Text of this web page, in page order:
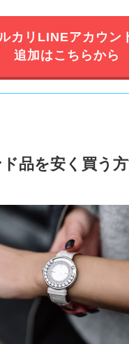
カリLINEアカウン
追加はこちらから
品を安く買う